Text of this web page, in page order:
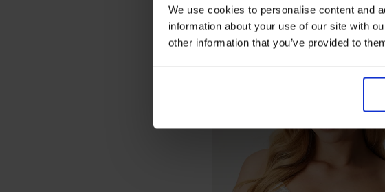
We use cookies to personalise content and
information about your use of our site with
other information that you’ve provided to